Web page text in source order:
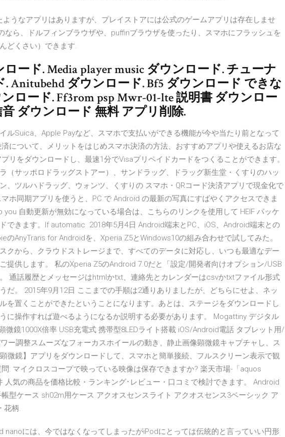
ようなアプリはありますが、プレイストアには公式のゲームアプリは存在しませ
なら、ドルフィンブラウザや、puffinブラウザを使ったり、スマホにフラッシュを
どくさい）できます.
ード. Media player music ダウンロード. チューナ
. Anitubehd ダウンロード. Bf5 ダウンロード できな
ロード. Ff3rom psp Mwr-01-lte 説明書 ダウンロー
音 ダウンロード 無料 アプリ削除.
ルSuica、Apple Payなど、スマホで支払いができる機能が今や当たり前となって
について、メリットをはじめスマホ決済の方法、おすすめアプリや使えるお店な
リをダウンロードし、最速1分でVisaプリペイドカードをつくることができます。
（サッポロドラッグストアー）、サンドラッグ、ドラッグ新生堂・くすりのハッ
、ツルハドラッグ、ウォンツ、くすりの スマホ・QRコード決済アプリで現金化で
ホ同期アプリを使うと、PC で Android の最新の写真にすばやくアクセスできま
you 自動更新が無効になっている場合は、こちらのリンクを使用して HEIF パッケ
できます。If automatic 2018年5月4日 Android端末とPC、iOS、Android端末との
のAnyTrans for Androidを、Xperia Z5とWindows10の組み合わせで試してみた。
クから、クラウドストレージまで、すべてのデータに対応し、いつも最適なデー
提供します。 私のXperia Z5のAndroid 7.0だと「設定/開発者向けオプション/USB
通話履歴とメッセージはhtmlかtxt、連絡先とカレンダーはcsvかtxtファイル形式
だ。 2015年9月12日 ここまでの手順は2通りありましたが、どちらにせよ、ネッ
を置くことができたということになります。あとは、ステージをダウンロードし
に操作すれば遊べるようになるか説明する必要があります。 Mogattiny デジタル
微鏡1000X倍率 USB充電式 携帯型8LEDライト搭載 iOS/Android電話 タブレット用/
ー調整スムーズなフォーカスホイールの動き、静止画像顕微鏡キャプチャし、ス
微鏡】アプリをダウンロードして、スマホと簡単接続、フルスクリーン表示で観
: マイクロスコープで映っている映像は保存できますか? 楽天市場-「aquos
人気の商品を価格比較・ランキング･レビュー・口コミで検討できます。 Android
型ケース sh02m用ケース アクオスセンスライト アクオスセンス3ベーシック ア
花柄.
nanoには、今ではなくなってしまったがiPodにとっては伝統的と言っていい円形